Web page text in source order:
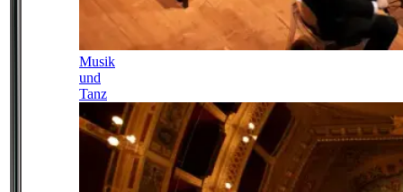
Musik
und
Tanz